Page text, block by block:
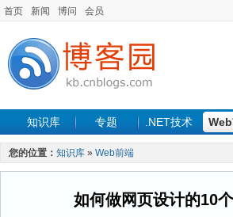
首页 新闻 博问 会员
知识库 专题 .NET技术
手机开发 软件工程
最新文章
您的位置： 知识库 » Web前端
如何做网页设计的10